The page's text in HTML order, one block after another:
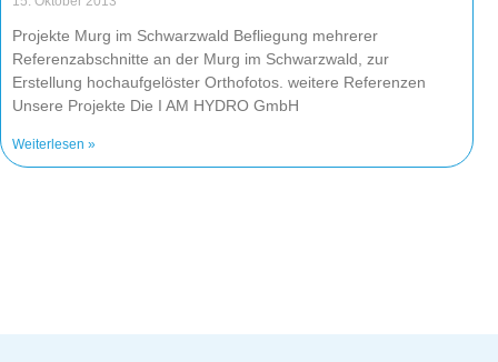
Projekte Murg im Schwarzwald Befliegung mehrerer
Referenzabschnitte an der Murg im Schwarzwald, zur
Erstellung hochaufgelöster Orthofotos. weitere Referenzen
Unsere Projekte Die I AM HYDRO GmbH
Weiterlesen »